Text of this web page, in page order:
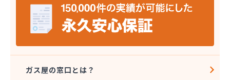
伊藤忠エネクスホームライフ中部株式会社 碧南営
業所
伊藤忠エネクスホームライフ中部株式会社 名古屋
稲垣商事
稲垣商店
ガス屋の窓口とは？